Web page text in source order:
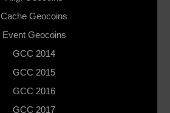
Cache Geocoins
Event Geocoins
GCC 2014
GCC 2015
GCC 2016
GCC 2017